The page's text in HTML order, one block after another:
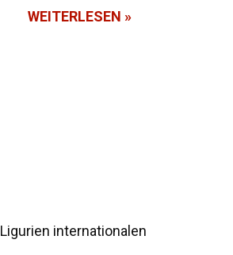
WEITERLESEN »
internationalen